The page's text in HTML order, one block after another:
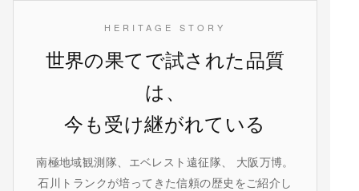
HERITAGE STORY
世界の果てで試された品質
は、
今も受け継がれている
南極地域観測隊、エベレスト遠征隊、 大阪万博。
石川トランクが培ってきた信頼の歴史をご紹介し